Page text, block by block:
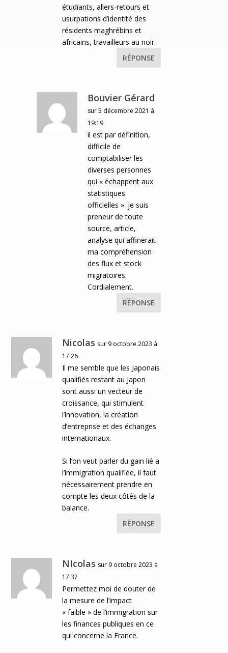
étudiants, allers-retours et
usurpations d’identité des
résidents maghrébins et
africains, travailleurs au noir.
RÉPONSE
Bouvier Gérard
sur 5 décembre 2021 à
19:19
il est par définition,
difficile de
comptabiliser les
diverses personnes
qui « échappent aux
statistiques
officielles ». je suis
preneur de toute
source, article,
analyse qui affinerait
ma compréhension
des flux et stock
migratoires.
Cordialement.
RÉPONSE
Nicolas sur 9 octobre 2023 à
17:26
Il me semble que les Japonais
qualifiés restant au Japon
sont aussi un vecteur de
croissance, qui stimulent
l’innovation, la création
d’entreprise et des échanges
internationaux.
Si l’on veut parler du gain lié a
l’immigration qualifiée, il faut
nécessairement prendre en
compte les deux côtés de la
balance.
RÉPONSE
NIcolas sur 9 octobre 2023 à
17:37
Permettez moi de douter de
la mesure de l’impact
« faible » de l’immigration sur
les finances publiques en ce
qui concerne la France.